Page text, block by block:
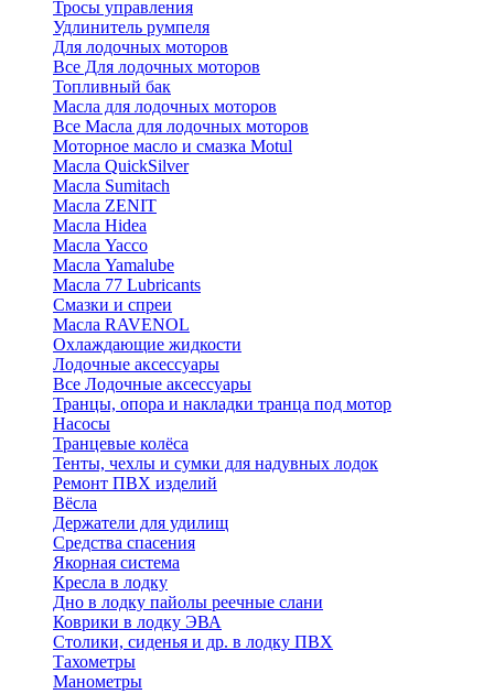
Тросы управления
Удлинитель румпеля
Для лодочных моторов
Все Для лодочных моторов
Топливный бак
Масла для лодочных моторов
Все Масла для лодочных моторов
Моторное масло и смазка Motul
Масла QuickSilver
Масла Sumitach
Масла ZENIT
Масла Hidea
Масла Yacco
Масла Yamalube
Масла 77 Lubricants
Смазки и спреи
Масла RAVENOL
Охлаждающие жидкости
Лодочные аксессуары
Все Лодочные аксессуары
Транцы, опора и накладки транца под мотор
Насосы
Транцевые колёса
Тенты, чехлы и сумки для надувных лодок
Ремонт ПВХ изделий
Вёсла
Держатели для удилищ
Средства спасения
Якорная система
Кресла в лодку
Дно в лодку пайолы реечные слани
Коврики в лодку ЭВА
Столики, сиденья и др. в лодку ПВХ
Тахометры
Манометры